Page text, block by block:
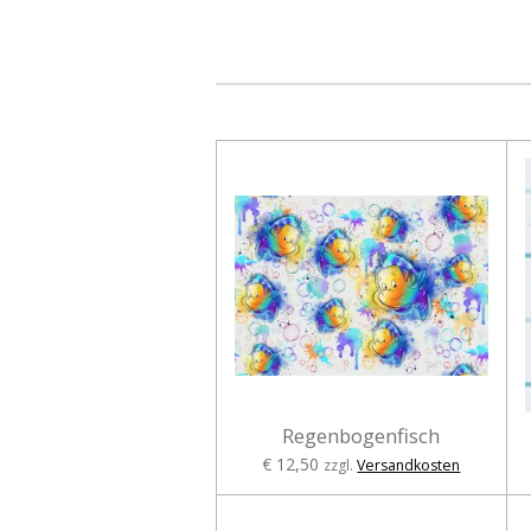
Regenbogenfisch
€ 12,50 zzgl.Versandkosten